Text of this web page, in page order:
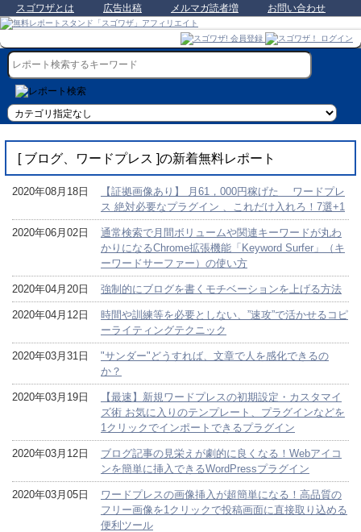
スゴワザとは 広告出稿 メルマガ読者増 お問い合わせ
[ ブログ、ワードプレス ]の新着無料レポート
2020年08月18日
【証拠画像あり】 月61，000円稼げた ワードプレ
ス 絶対必要なプラグイン 、これだけ入れろ！7選+1
2020年06月02日
通常検索で月間ボリュームや関連キーワードが丸わ
かりになるChrome拡張機能「Keyword Surfer」（キ
ーワードサーファー）の使い方
2020年04月20日 強制的にブログを書くモチベーションを上げる方法
2020年04月12日
時間や訓練等を必要としない、”速攻”で活かせるコピ
ーライティングテクニック
2020年03月31日
"サンダー"どうすれば、文章で人を感化できるの
か？
2020年03月19日
【最速】新規ワードプレスの初期設定・カスタマイ
ズ術 お気に入りのテンプレート、プラグインなどを
1クリックでインポートできるプラグイン
2020年03月12日
ブログ記事の見栄えが劇的に良くなる！Webアイコ
ンを簡単に挿入できるWordPressプラグイン
2020年03月05日
ワードプレスの画像挿入が超簡単になる！高品質の
フリー画像を1クリックで投稿画面に直接取り込める
便利ツール